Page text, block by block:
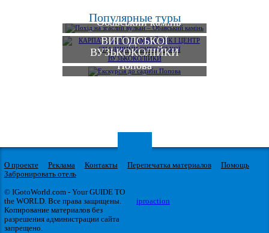
Популярные туры
Похід на згаслий вулкан
– Обавський камінь
ТРАМВАЙЧИК І
ЦЕНТР СПАДЩИНИ
ВИГОДСЬКОЇ
ВУЗЬКОКОЛІЙКИ
Екскурсія до садиби
Попова
О проекте Реклама Контакты Перепечатка материалов
Помощь
Забронировать отель
© IGotoWorld.com - Your GUIDE TO
the WORLD. Все права защищены.
Копирование материалов без
разрешения администрации сайта
запрещено.
iproaction